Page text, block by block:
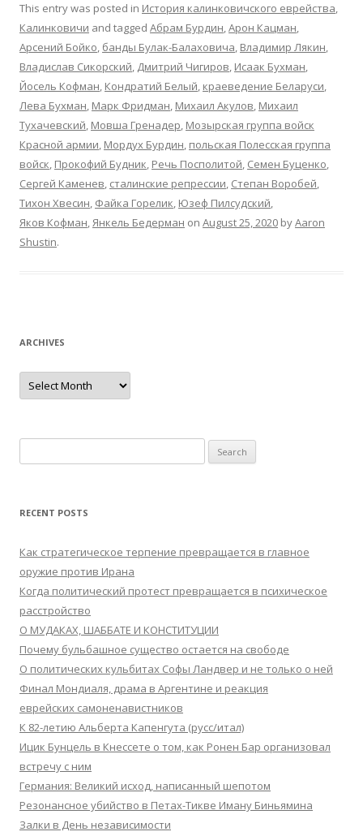
This entry was posted in История калинковичского еврейства,
Калинковичи and tagged Абрам Бурдин,Арон Кацман,
Арсений Бойко, банды Булак-Балаховича, Владимир Лякин,
Владислав Сикорский, Дмитрий Чигиров, Исаак Бухман,
Йосель Кофман, Кондратий Белый, краеведение Беларуси,
Лева Бухман, Марк Фридман, Михаил Акулов, Михаил
Тухачевский, Мовша Гренадер, Мозырская группа войск
Красной армии, Мордух Бурдин, польская Полесская группа
войск, Прокофий Будник, Речь Посполитой, Семен Буценко,
Сергей Каменев, сталинские репрессии, Степан Воробей,
Тихон Хвесин, Файка Горелик, Юзеф Пилсудский,
Яков Кофман,Янкель Бедерман on August 25, 2020 byAaron
Shustin.
ARCHIVES
Archives
for:
RECENT POSTS
Как стратегическое терпение превращается в главное
оружие против Ирана
Когда политический протест превращается в психическое
расстройство
О МУДАКАХ, ШАББАТЕ И КОНСТИТУЦИИ
Почему бульбашное существо остается на свободе
О политических кульбитах Софы Ландвер и не только о ней
Финал Мондиаля, драма в Аргентине и реакция
еврейских самоненавистников
К 82-летию Альберта Капенгута (русс/итал)
Ицик Бунцель в Кнессете о том, как Ронен Бар организовал
встречу с ним
Германия: Великий исход, написанный шепотом
Резонансное убийство в Петах-Тикве Иману Биньямина
Залки в День независимости